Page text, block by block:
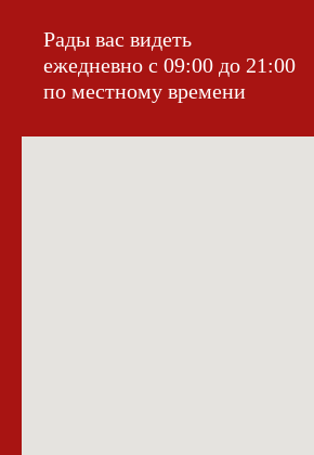
Рады вас видеть
ежедневно с 09:00 до 21:00
по местному времени